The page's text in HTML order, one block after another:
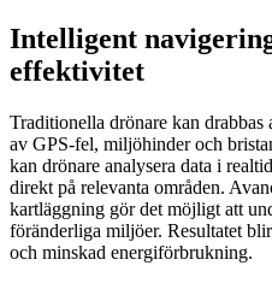
Intelligent
effektivitet
Traditionella drönare kan
av GPS-fel, miljöhinder och
kan drönare analysera data i
direkt på relevanta områden.
kartläggning gör det möjligt att
föränderliga miljöer. Resultatet
och minskad energiförbrukning.